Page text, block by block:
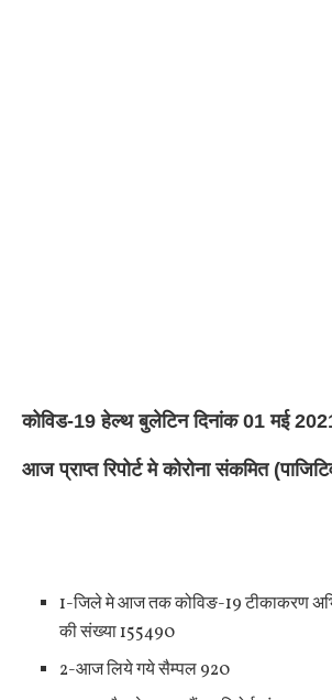
कोविड-19 हेल्थ बुलेटिन दिनांक 01 मई
आज प्राप्त रिपोर्ट मे कोरोना संकमित
1-जिले मे आज तक कोविङ-19 टीकाकरण
की संख्या 155490
2-आज लिये गये सैम्पल 920